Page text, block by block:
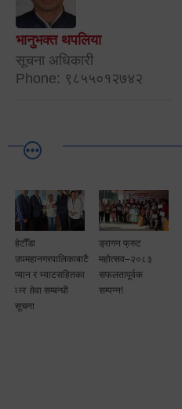
भानुभक्त थपलिया
सूचना अधिकारी
Phone: ९८५५०१२७४२
हेटौँडा
उपमहानगरपालिकाबाटै
प्यान र भ्याटसहितका
कर सेवा सम्बन्धी
सूचना
ड्रागन फ्रुट
महोत्सव–२०८३
सफलतापूर्वक
सम्पन्न!